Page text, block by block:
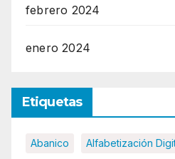
febrero 2024
enero 2024
Etiquetas
Abanico Alfabetización